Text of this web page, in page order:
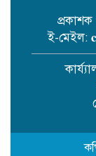
ই-মেইল: